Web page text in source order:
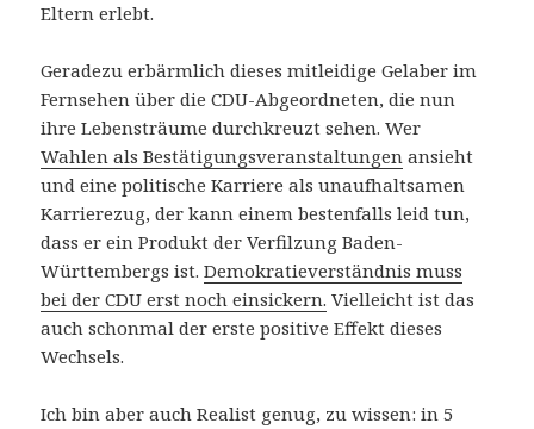
Eltern erlebt.
Geradezu erbärmlich dieses mitleidige Gelaber im
Fernsehen über die CDU-Abgeordneten, die nun
ihre Lebensträume durchkreuzt sehen. Wer
Wahlen als Bestätigungsveranstaltungen ansieht
und eine politische Karriere als unaufhaltsamen
Karrierezug, der kann einem bestenfalls leid tun,
dass er ein Produkt der Verfilzung Baden-
Württembergs ist.Demokratieverständnis muss
bei der CDU erst noch einsickern. Vielleicht ist das
auch schonmal der erste positive Effekt dieses
Wechsels.
Ich bin aber auch Realist genug, zu wissen: in 5